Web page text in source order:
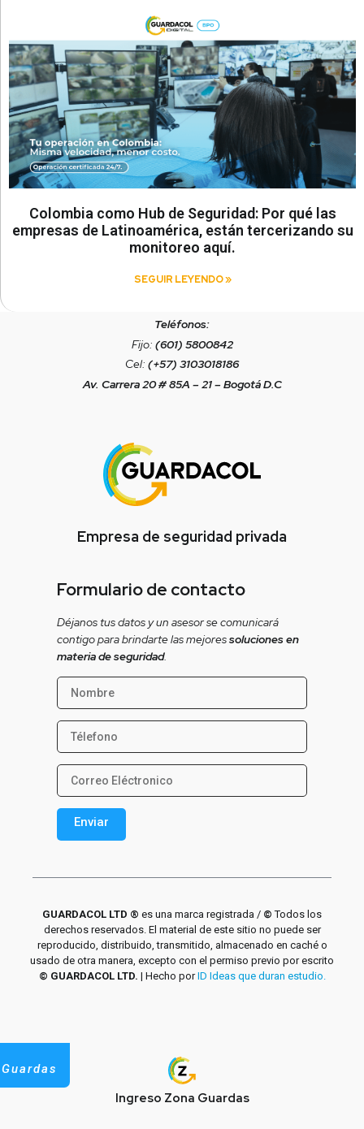
Colombia como Hub de Seguridad: Por qué las
empresas de Latinoamérica, están tercerizando su
monitoreo aquí.
SEGUIR LEYENDO »
Teléfonos:
Fijo: (601) 5800842
Cel: (+57) 3103018186
Av. Carrera 20 # 85A – 21 – Bogotá D.C
Empresa de seguridad privada
Formulario de contacto
Déjanos tus datos y un asesor se comunicará
contigo para brindarte las mejoressoluciones en
materia de seguridad.
Enviar
GUARDACOL LTD ® es una marca registrada / © Todos los
derechos reservados. El material de este sitio no puede ser
reproducido, distribuido, transmitido, almacenado en caché o
usado de otra manera, excepto con el permiso previo por escrito
© GUARDACOL LTD. | Hecho porID Ideas que duran estudio.
Ingreso Zona Guardas